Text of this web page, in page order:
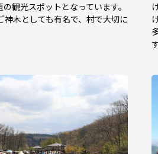
の観光スポットとなっています。
神木としても有名で、村で大切に